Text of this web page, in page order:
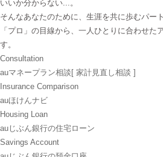
いいか分からない...。
そんなあなたのために、生涯を共に歩むパー
「プロ」の目線から、一人ひとりに合わせた
す。
Consultation
auマネープラン相談 [ 家計見直し相談 ]
Insurance Comparison
auほけんナビ
Housing Loan
auじぶん銀行の住宅ローン
Savings Account